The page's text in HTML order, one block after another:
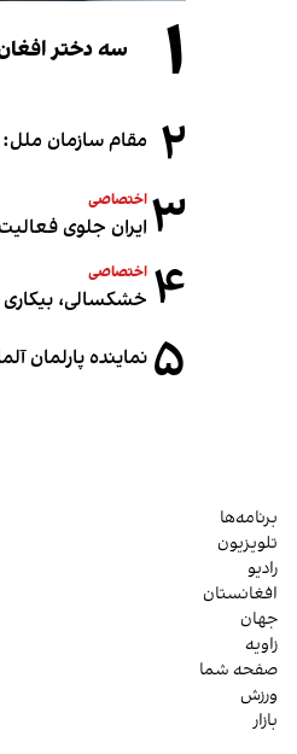
۱ سه دختر افغان
۲ مقام سازمان
۳ اختصاصی
ایران جلوی
۴ اختصاصی
خشکسالی، بیکاری
۵ نماینده پارلمان
برنامه‌ها
تلویزیون
رادیو
افغانستان
جهان
زاویه
صفحه شما
ورزش
بازار